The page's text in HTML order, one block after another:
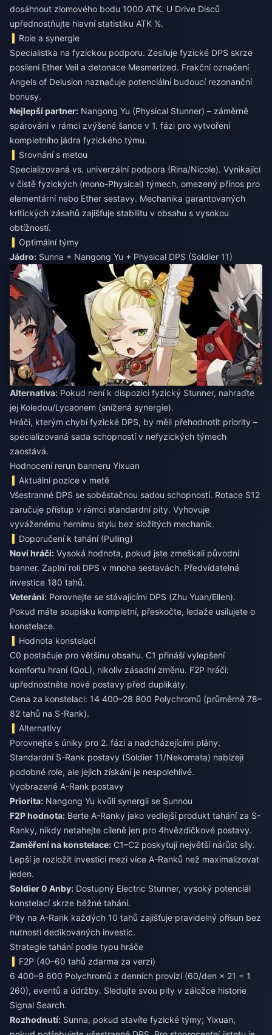
dosáhnout zlomového bodu 1000 ATK. U Drive Disců
upřednostňujte hlavní statistiku ATK %.
Role a synergie
Specialistka na fyzickou podporu. Zesiluje fyzické DPS skrze
posílení Ether Veil a detonace Mesmerized. Frakční označení
Angels of Delusion naznačuje potenciální budoucí rezonanční
bonusy.
Nejlepší partner: Nangong Yu (Physical Stunner) – záměrně
spárováni v rámci zvýšené šance v 1. fázi pro vytvoření
kompletního jádra fyzického týmu.
Srovnání s metou
Specializovaná vs. univerzální podpora (Rina/Nicole). Vynikající
v čistě fyzických (mono-Physical) týmech, omezený přínos pro
elementární nebo Ether sestavy. Mechanika garantovaných
kritických zásahů zajišťuje stabilitu v obsahu s vysokou
obtížností.
Optimální týmy
Jádro: Sunna + Nangong Yu + Physical DPS (Soldier 11)
Alternativa: Pokud není k dispozici fyzický Stunner, nahraďte
jej Koledou/Lycaonem (snížená synergie).
Hráči, kterým chybí fyzické DPS, by měli přehodnotit priority –
specializovaná sada schopností v nefyzických týmech
zaostává.
Hodnocení rerun banneru Yixuan
Aktuální pozice v metě
Všestranné DPS se soběstačnou sadou schopností. Rotace S12
zaručuje přístup v rámci standardní pity. Vyhovuje
vyváženému hernímu stylu bez složitých mechanik.
Doporučení k tahání (Pulling)
Noví hráči: Vysoká hodnota, pokud jste zmeškali původní
banner. Zaplní roli DPS v mnoha sestavách. Předvídatelná
investice 180 tahů.
Veteráni: Porovnejte se stávajícími DPS (Zhu Yuan/Ellen).
Pokud máte soupisku kompletní, přeskočte, ledaže usilujete o
konstelace.
Hodnota konstelací
C0 postačuje pro většinu obsahu. C1 přináší vylepšení
komfortu hraní (QoL), nikoliv zásadní změnu. F2P hráči:
upřednostněte nové postavy před duplikáty.
Cena za konstelaci: 14 400–28 800 Polychromů (průměrně 78–
82 tahů na S-Rank).
Alternativy
Porovnejte s úniky pro 2. fázi a nadcházejícími plány.
Standardní S-Rank postavy (Soldier 11/Nekomata) nabízejí
podobné role, ale jejich získání je nespolehlivé.
Vyobrazené A-Rank postavy
Priorita: Nangong Yu kvůli synergii se Sunnou
F2P hodnota: Berte A-Ranky jako vedlejší produkt tahání za S-
Ranky, nikdy netahejte cíleně jen pro 4hvězdičkové postavy.
Zaměření na konstelace: C1–C2 poskytují největší nárůst síly.
Lepší je rozložit investici mezi více A-Ranků než maximalizovat
jeden.
Soldier 0 Anby: Dostupný Electric Stunner, vysoký potenciál
konstelací skrze běžné tahání.
Pity na A-Rank každých 10 tahů zajišťuje pravidelný přísun bez
nutnosti dedikovaných investic.
Strategie tahání podle typu hráče
F2P (40–60 tahů zdarma za verzi)
6 400–9 600 Polychromů z denních provizí (60/den × 21 = 1
260), eventů a údržby. Sledujte svou pity v záložce historie
Signal Search.
Rozhodnutí: Sunna, pokud stavíte fyzické týmy; Yixuan,